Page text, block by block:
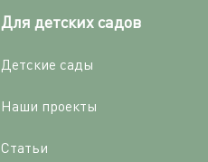
Для детских садов
Детские сады
Наши проекты
Статьи